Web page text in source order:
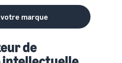
marque
de